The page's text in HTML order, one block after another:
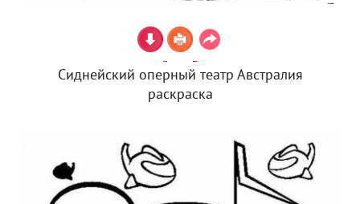
Сиднейский оперный театр Австралия
раскраска